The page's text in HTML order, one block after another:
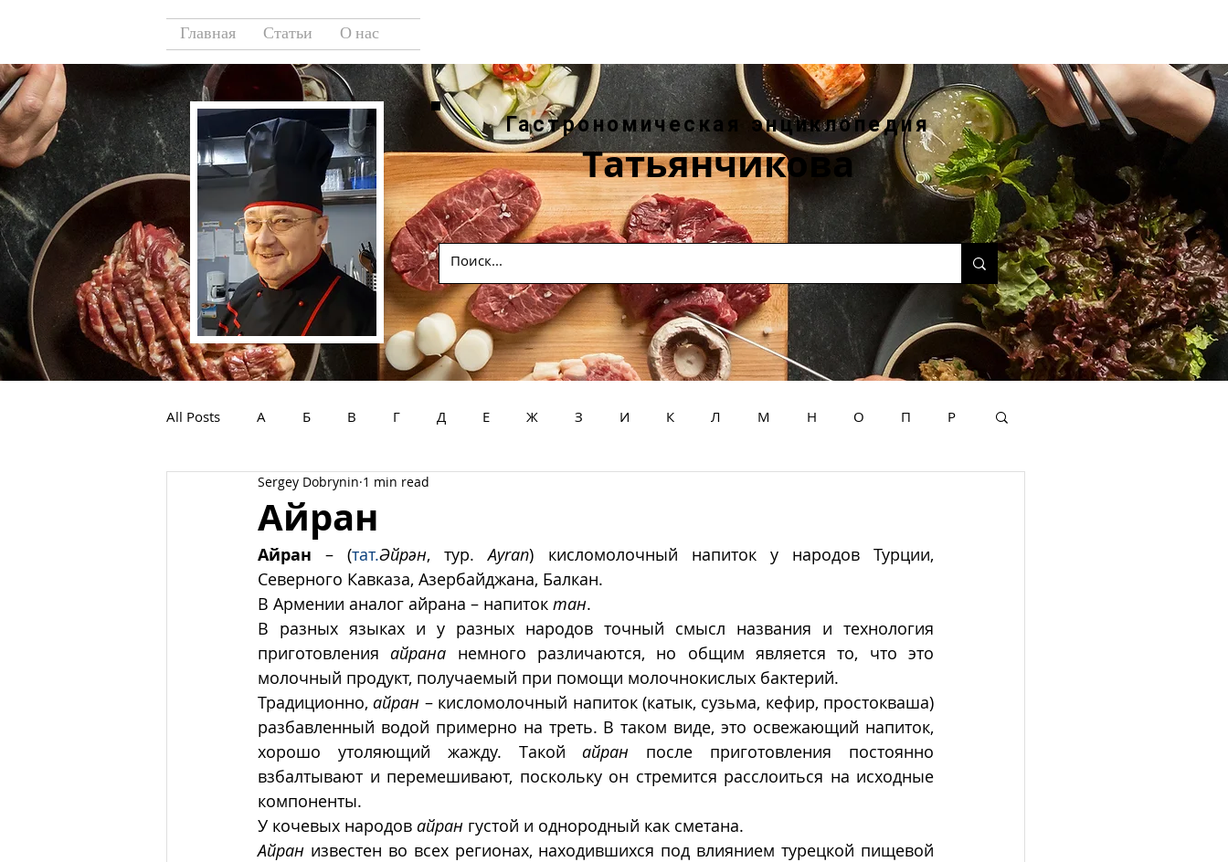
Главная Статьи О нас
Гастрономическая энциклопедия
Татьянчикова
All Posts А Б В Г Д Е Ж З И К Л М Н О П Р
У Ф Х
Айран
Sergey Dobrynin 1 min read
Айран – (тат.Әйрән, тур. Ayran) кисломолочный напиток у народов Турции,
Северного Кавказа, Азербайджана, Балкан.
В Армении аналог айрана – напиток тан.
В разных языках и у разных народов точный смысл названия и технология
приготовления айрана немного различаются, но общим является то, что это
молочный продукт, получаемый при помощи молочнокислых бактерий.
Традиционно, айран – кисломолочный напиток (катык, сузьма, кефир, простокваша)
разбавленный водой примерно на треть. В таком виде, это освежающий напиток,
хорошо утоляющий жажду. Такой айран после приготовления постоянно
взбалтывают и перемешивают, поскольку он стремится расслоиться на исходные
компоненты.
У кочевых народов айран густой и однородный как сметана.
Айран известен во всех регионах, находившихся под влиянием турецкой пищевой